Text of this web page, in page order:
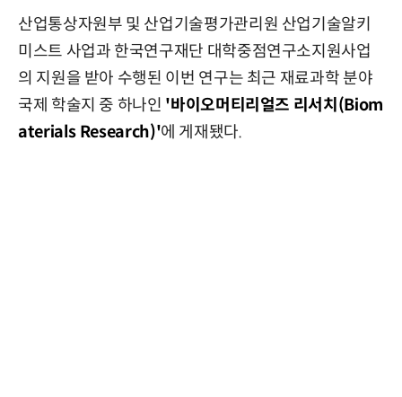
산업통상자원부 및 산업기술평가관리원 산업기술알키
미스트 사업과 한국연구재단 대학중점연구소지원사업
의 지원을 받아 수행된 이번 연구는 최근 재료과학 분야
국제 학술지 중 하나인 '바이오머티리얼즈 리서치(Biom
aterials Research)'에 게재됐다.